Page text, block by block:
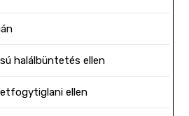
halálbüntetés ellen
ellen